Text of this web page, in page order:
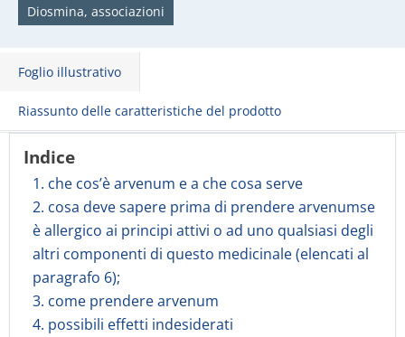
Diosmina, associazioni
Foglio illustrativo
Riassunto delle caratteristiche del prodotto
Indice
1. che cos’è arvenum e a che cosa serve
2. cosa deve sapere prima di prendere arvenumse
è allergico ai principi attivi o ad uno qualsiasi degli
altri componenti di questo medicinale (elencati al
paragrafo 6);
3. come prendere arvenum
4. possibili effetti indesiderati